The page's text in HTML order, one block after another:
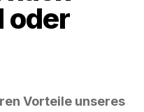
oder
Vorteile unseres